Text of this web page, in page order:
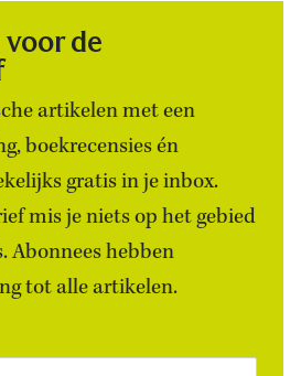
de
artikelen met een
boekrecensies én
gratis in je inbox.
mis je niets op het gebied
Abonnees hebben
tot alle artikelen.